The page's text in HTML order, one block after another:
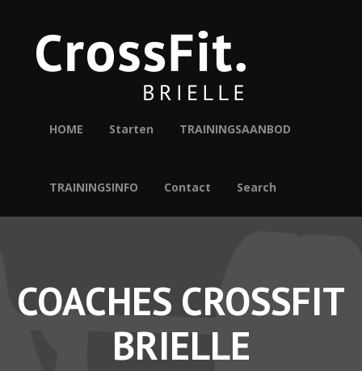
HOME Starten TRAININGSAANBOD
TRAININGSINFO Contact Search
COACHES CROSSFIT
BRIELLE